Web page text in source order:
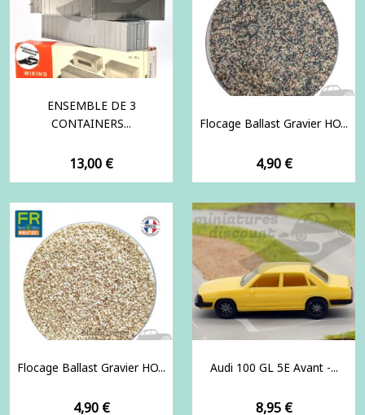
ENSEMBLE DE 3
CONTAINERS...
Prix
13,00 €
Flocage Ballast Gravier HO...
Prix
4,90 €
Flocage Ballast Gravier HO...
Prix
4,90 €
Audi 100 GL 5E Avant -...
Prix
8,95 €